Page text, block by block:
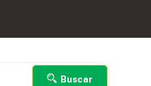
Buscar